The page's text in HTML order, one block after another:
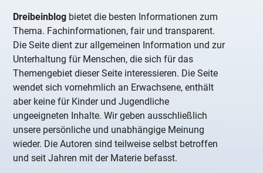
Dreibeinblog bietet die besten Informationen zum
Thema. Fachinformationen, fair und transparent.
Die Seite dient zur allgemeinen Information und zur
Unterhaltung für Menschen, die sich für das
Themengebiet dieser Seite interessieren. Die Seite
wendet sich vornehmlich an Erwachsene, enthält
aber keine für Kinder und Jugendliche
ungeeigneten Inhalte. Wir geben ausschließlich
unsere persönliche und unabhängige Meinung
wieder. Die Autoren sind teilweise selbst betroffen
und seit Jahren mit der Materie befasst.